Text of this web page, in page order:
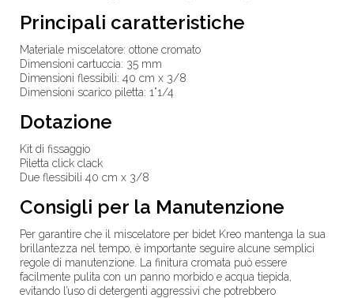
Principali caratteristiche
Materiale miscelatore: ottone cromato
Dimensioni cartuccia: 35 mm
Dimensioni flessibili: 40 cm x 3/8
Dimensioni scarico piletta: 1”1/4
Dotazione
Kit di fissaggio
Piletta click clack
Due flessibili 40 cm x 3/8
Consigli per la Manutenzione
Per garantire che il miscelatore per bidet Kreo mantenga la sua
brillantezza nel tempo, è importante seguire alcune semplici
regole di manutenzione. La finitura cromata può essere
facilmente pulita con un panno morbido e acqua tiepida,
evitando l’uso di detergenti aggressivi che potrebbero